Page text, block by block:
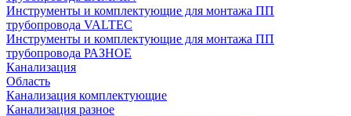
Инструменты и комплектующие для монтажа ПП
трубопровода VALTEC
Инструменты и комплектующие для монтажа ПП
трубопровода РАЗНОЕ
Канализация
Область
Канализация комплектующие
Канализация разное